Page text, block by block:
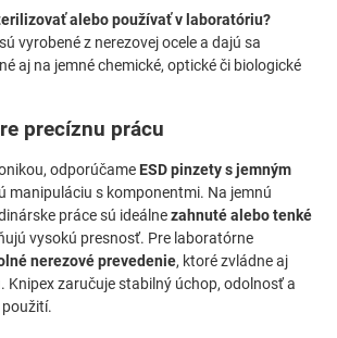
alebo používať v laboratóriu?
vyrobené z nerezovej ocele a dajú sa
aj na jemné chemické, optické či biologické
precíznu prácu
odporúčame ESD pinzety s jemným
manipuláciu s komponentmi. Na jemnú
práce sú ideálnezahnuté alebo tenké
vysokú presnosť. Pre laboratórne
nerezové prevedenie, ktoré zvládne aj
Knipex zaručuje stabilný úchop, odolnosť a